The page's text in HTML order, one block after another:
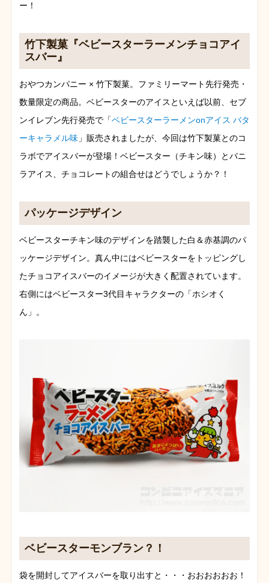
ー！
竹下製菓『ベビースターラーメンチョコアイ
スバー』
おやつカンパニー × 竹下製菓。ファミリーマート先行発売・
数量限定の商品。ベビースターのアイスといえば以前、セブ
ンイレブン先行発売で「ベビースターラーメンonアイス バタ
ーキャラメル味 」販売されましたが、今回は竹下製菓とのコ
ラボでアイスバーが登場！ベビースター（チキン味）とバニ
ラアイス、チョコレートの組合せはどうでしょうか？！
パッケージデザイン
ベビースターチキン味のデザインを踏襲した白＆赤基調のパ
ッケージデザイン。真ん中にはベビースターをトッピングし
たチョコアイスバーのイメージが大きく配置されています。
右側にはベビースター3代目キャラクターの「ホシオく
ん」。
ベビースターモンブラン？！
袋を開封してアイスバーを取り出すと・・・おおおおおお！